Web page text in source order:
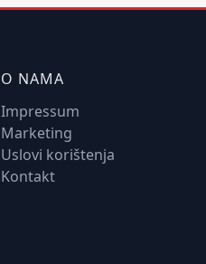
O NAMA
Impressum
Marketing
Uslovi korištenja
Kontakt